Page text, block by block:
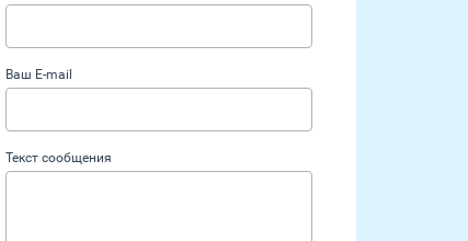
Ваш E-mail
Текст сообщения